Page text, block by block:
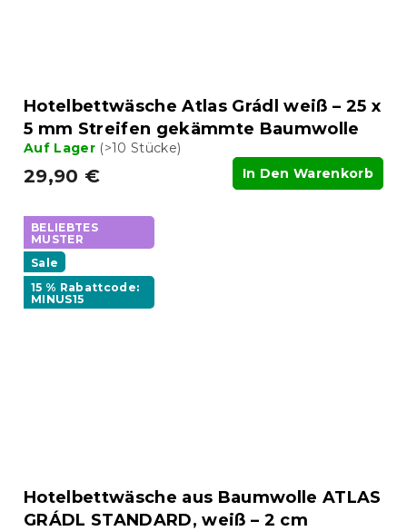
Hotelbettwäsche Atlas Grádl weiß – 25 x
5 mm Streifen gekämmte Baumwolle
Auf Lager (>10 Stücke)
29,90 € In Den Warenkorb
BELIEBTES
MUSTER
Sale
15 % Rabattcode:
MINUS15
Hotelbettwäsche aus Baumwolle ATLAS
GRÁDL STANDARD, weiß – 2 cm